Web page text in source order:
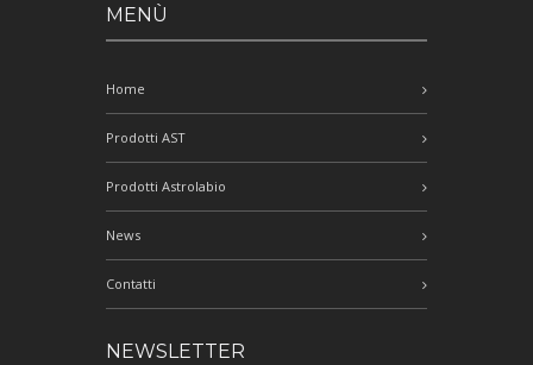
MENÙ
Home
Prodotti AST
Prodotti Astrolabio
News
Contatti
NEWSLETTER